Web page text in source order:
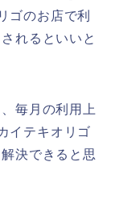
ゴのお店で利
れるといいと
毎月の利用上
イテキオリゴ
決できると思